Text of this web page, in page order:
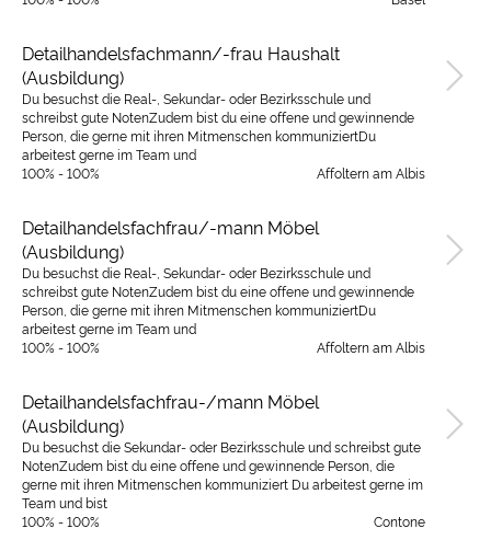
Detailhandelsfachmann/-frau Haushalt
(Ausbildung)
Du besuchst die Real-, Sekundar- oder Bezirksschule und
schreibst gute NotenZudem bist du eine offene und gewinnende
Person, die gerne mit ihren Mitmenschen kommuniziertDu
arbeitest gerne im Team und
100% - 100%
Affoltern am Albis
Detailhandelsfachfrau/-mann Möbel
(Ausbildung)
Du besuchst die Real-, Sekundar- oder Bezirksschule und
schreibst gute NotenZudem bist du eine offene und gewinnende
Person, die gerne mit ihren Mitmenschen kommuniziertDu
arbeitest gerne im Team und
100% - 100%
Affoltern am Albis
Detailhandelsfachfrau-/mann Möbel
(Ausbildung)
Du besuchst die Sekundar- oder Bezirksschule und schreibst gute
NotenZudem bist du eine offene und gewinnende Person, die
gerne mit ihren Mitmenschen kommuniziert Du arbeitest gerne im
Team und bist
100% - 100%
Contone